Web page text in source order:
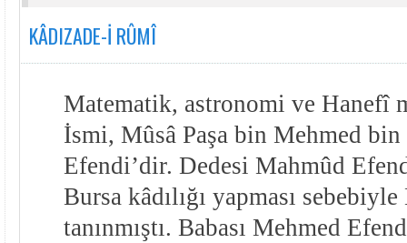
KÂDIZADE-İ RÛMÎ
Matematik, astronomi ve Hanefî
İsmi, Mûsâ Paşa bin Mehmed
Efendi’dir. Dedesi Mahmûd
Bursa kâdılığı yapması
tanınmıştı. Babası Mehmed